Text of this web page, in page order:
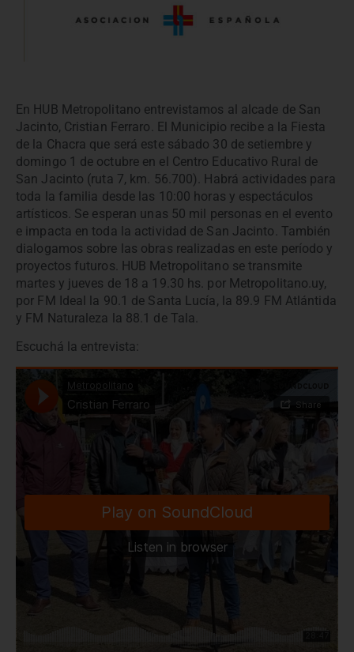
En HUB Metropolitano entrevistamos al alcade de San
Jacinto, Cristian Ferraro. El Municipio recibe a la Fiesta
de la Chacra que será este sábado 30 de setiembre y
domingo 1 de octubre en el Centro Educativo Rural de
San Jacinto (ruta 7, km. 56.700). Habrá actividades para
toda la familia desde las 10:00 horas y espectáculos
artísticos. Se esperan unas 50 mil personas en el evento
e impacta en toda la actividad de San Jacinto. También
dialogamos sobre las obras realizadas en este período y
proyectos futuros. HUB Metropolitano se transmite
martes y jueves de 18 a 19.30 hs. por Metropolitano.uy,
por FM Ideal la 90.1 de Santa Lucía, la 89.9 FM Atlántida
y FM Naturaleza la 88.1 de Tala.
Escuchá la entrevista: